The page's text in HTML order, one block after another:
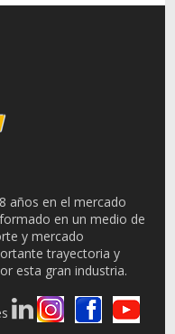
años en el mercado
en un medio de
y mercado
trayectoria y
esta gran industria.